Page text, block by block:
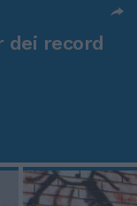
dei record